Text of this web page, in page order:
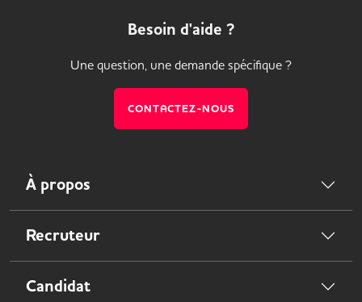
Besoin d'aide ?
Une question, une demande spécifique ?
CONTACTEZ-NOUS
À propos
Recruteur
Candidat